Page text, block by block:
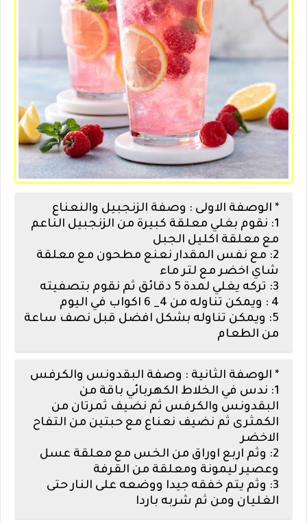
* الوصفة الاولى : وصفة الزنجبيل والنعناع
1: نقوم بغلي معلقة كبيرة من الزنجبيل الناعم
مع معلقة اكليل الجبل
2: مع نفس المقدار نعنع مطحون مع معلقة
شاي اخضر مع لتر ماء
3: تركه يغلي لمدة 5 دقائق ثم نقوم بتصفيته
4 : ويمكن تناوله من 4_ 6 اكواب في اليوم
5: ويمكن تناوله بشكل افضل قبل نصف ساعة
من الطعام
* الوصفة الثانية : وصفة البقدونس والكرفس
1: ندس في الخلاط الكهربائي باقة من
البقدونس والكرفس ثم نضيف ثمرتان من
الكمثرى ثم نضيف نعناع مع حبتين من التفاح
الاخضر
2: وثم اربع اوراق من الخس مع معلقة عسل
وعصير ليمونة ومعلقة من القرفة
3: وثم يتم خفقه جيدا ووضعه على النار حتى
الغليان ومن ثم شربه باردا